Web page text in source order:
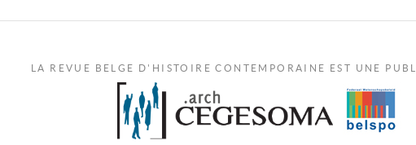
LA REVUE BELGE D'HISTOIRE CONTEMPORAINE EST UNE